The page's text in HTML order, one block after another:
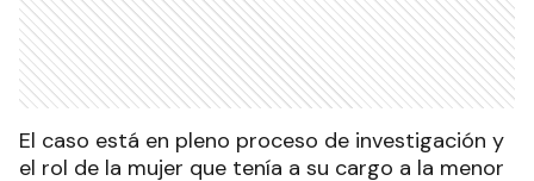
El caso está en pleno proceso de investigación y
el rol de la mujer que tenía a su cargo a la menor